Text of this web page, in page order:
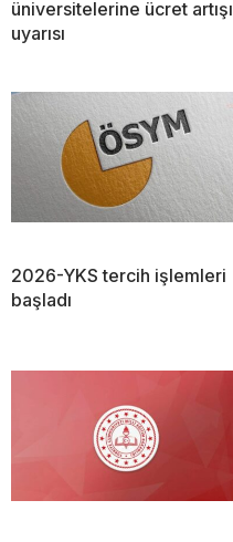
üniversitelerine ücret artışı
uyarısı
2026-YKS tercih işlemleri
başladı